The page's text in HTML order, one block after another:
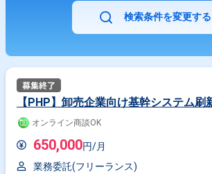
検索条件を変更する
【PHP】卸売企業向け基幹システム刷
オンライン商談OK
650,000円/月
業務委託(フリーランス)